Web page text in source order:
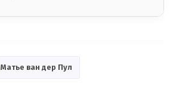
Матье ван дер Пул